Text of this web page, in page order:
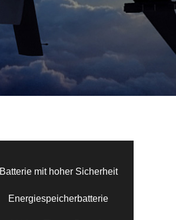
Batterie mit hoher Sicherheit
Energiespeicherbatterie